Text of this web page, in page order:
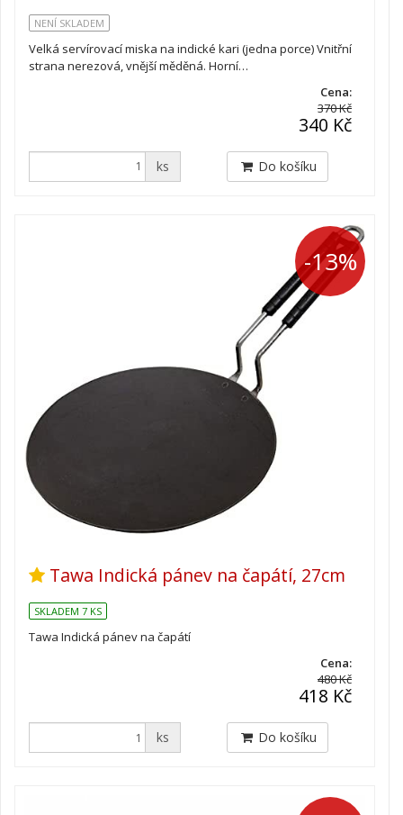
NENÍ SKLADEM
Velká servírovací miska na indické kari (jedna porce) Vnitřní
strana nerezová, vnější měděná. Horní…
Cena:
370 Kč
340 Kč
ks Do košíku
-13%
Tawa Indická pánev na čapátí, 27cm
SKLADEM 7 KS
Tawa Indická pánev na čapátí
Cena:
480 Kč
418 Kč
ks Do košíku